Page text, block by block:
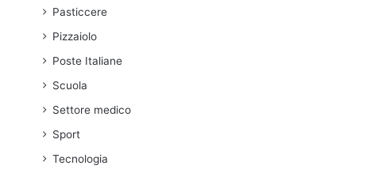
Pasticcere
Pizzaiolo
Poste Italiane
Scuola
Settore medico
Sport
Tecnologia